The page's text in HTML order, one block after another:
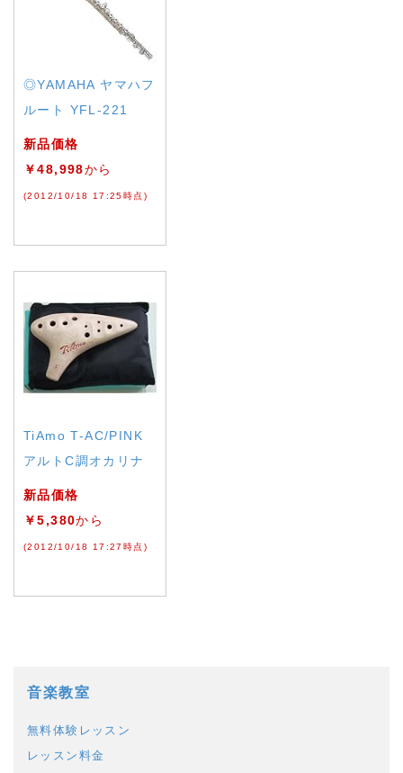
◎YAMAHA ヤマハフ
ルート YFL-221
新品価格
￥48,998から
(2012/10/18 17:25時点)
TiAmo T-AC/PINK
アルトC調オカリナ
新品価格
￥5,380から
(2012/10/18 17:27時点)
音楽教室
無料体験レッスン
レッスン料金